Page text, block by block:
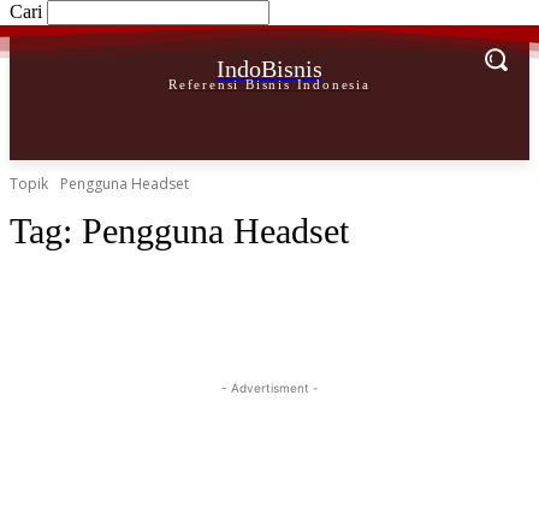
email Anda
Cari
IndoBisnis
Referensi Bisnis Indonesia
Topik Pengguna Headset
Tag: Pengguna Headset
- Advertisment -